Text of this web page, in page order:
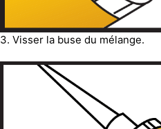
3. Visser la buse du mélange.